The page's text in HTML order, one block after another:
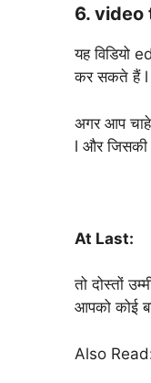
6. video
यह विडियो
कर सकते हैं l
अगर आप
l और जिसकी
At Last:
तो दोस्तों
आपको कोई
Also